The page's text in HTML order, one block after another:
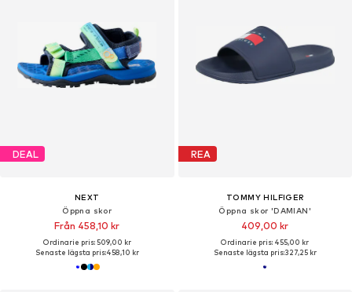
DEAL
NEXT
Öppna skor
Från 458,10 kr
Ordinarie pris: 509,00 kr
Senaste lägsta pris:458,10 kr
REA
TOMMY HILFIGER
Öppna skor 'DAMIAN'
409,00 kr
Ordinarie pris: 455,00 kr
Senaste lägsta pris:327,25 kr